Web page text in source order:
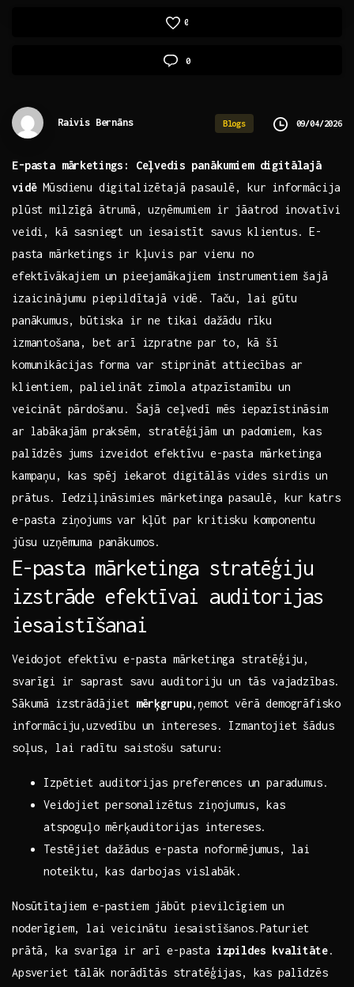
0
0
Raivis Bernāns Blogs 09/04/2026
E-pasta mārketings: Ceļvedis panākumiem digitālajā
vidēMūsdienu digitalizētajā pasaulē, kur⁣ informācija
plūst milzīgā ātrumā, uzņēmumiem ir jāatrod inovatīvi⁣
veidi, kā sasniegt ​un iesaistīt savus klientus. E-
pasta mārketings ir kļuvis par vienu no
efektīvākajiem un pieejamākajiem instrumentiem šajā
izaicinājumu piepildītajā vidē. Taču, lai⁢ gūtu‌
panākumus, ⁢būtiska ir ne tikai dažādu ⁣rīku
izmantošana, bet arī izpratne par ⁣to, ⁣kā ‍šī
komunikācijas forma ⁢var stiprināt attiecības ar
klientiem, palielināt zīmola atpazīstamību un
veicināt‌ pārdošanu. Šajā ceļvedī mēs iepazīstināsim
ar labākajām praksēm, stratēģijām un padomiem, kas
palīdzēs jums izveidot efektīvu​ e-pasta mārketinga
kampaņu, kas spēj iekarot digitālās vides sirdis ⁢un
prātus. Iedziļināsimies mārketinga pasaulē,‍ kur ​katrs
e-pasta ziņojums var kļūt par kritisku komponentu
jūsu uzņēmuma panākumos.
E-pasta mārketinga stratēģiju
izstrāde efektīvai auditorijas
iesaistīšanai
Veidojot efektīvu e-pasta ⁣mārketinga stratēģiju,
⁢svarīgi ​ir saprast savu ⁢auditoriju un tās​ vajadzības.
Sākumā izstrādājiet mērķgrupu,ņemot ⁣vērā demogrāfisko
informāciju,uzvedību un intereses. Izmantojiet šādus
soļus, lai radītu saistošu‌ saturu:
Izpētiet⁤ auditorijas preferences un paradumus.
Veidojiet ​personalizētus ziņojumus, ‌kas
atspoguļo mērķauditorijas intereses.
Testējiet dažādus e-pasta noformējumus, lai
noteiktu, kas ‍darbojas vislabāk.
Nosūtītajiem e-pastiem jābūt pievilcīgiem ⁢un⁢
noderīgiem, lai​ veicinātu iesaistīšanos.Paturiet‌
prātā, ka svarīga ir arī e-pasta izpildes⁢ kvalitāte.
Apsveriet tālāk ⁢norādītās stratēģijas, kas palīdzēs